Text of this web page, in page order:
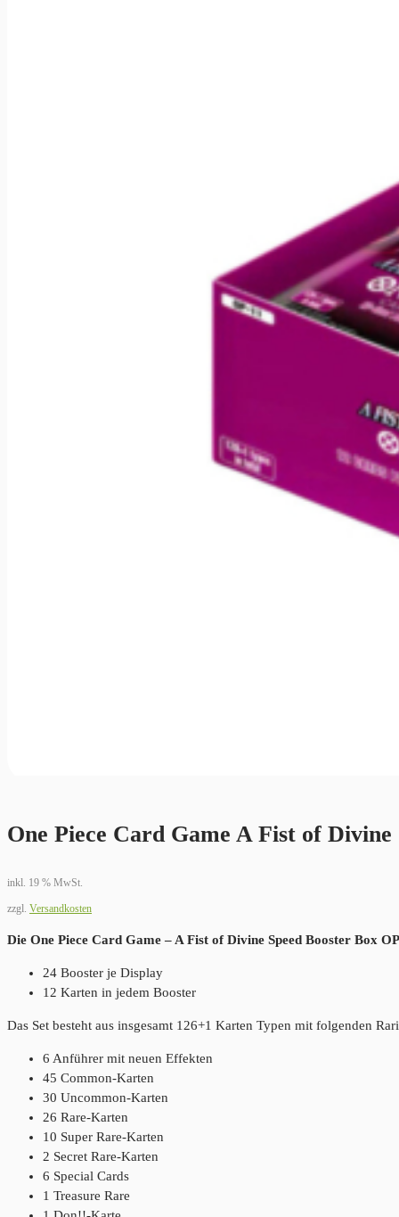
One Piece Card Game A Fist of Divine
inkl. 19 % MwSt.
zzgl. Versandkosten
Die One Piece Card Game – A Fist of Divine Speed Booster Box
24 Booster je Display
12 Karten in jedem Booster
Das Set besteht aus insgesamt 126+1 Karten Typen mit folgenden
6 Anführer mit neuen Effekten
45 Common-Karten
30 Uncommon-Karten
26 Rare-Karten
10 Super Rare-Karten
2 Secret Rare-Karten
6 Special Cards
1 Treasure Rare